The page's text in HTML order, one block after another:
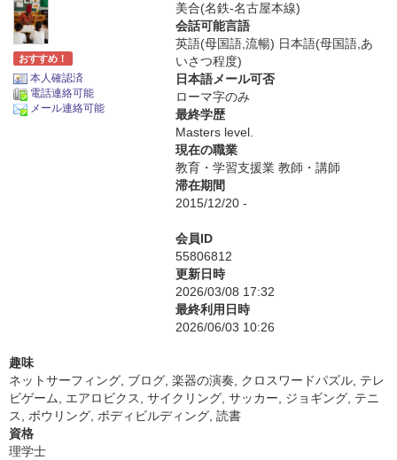
おすすめ！
本人確認済
電話連絡可能
メール連絡可能
美合(名鉄-名古屋本線)
会話可能言語
英語(母国語,流暢) 日本語(母国語,あ
いさつ程度)
日本語メール可否
ローマ字のみ
最終学歴
Masters level.
現在の職業
教育・学習支援業 教師・講師
滞在期間
2015/12/20 -
会員ID
55806812
更新日時
2026/03/08 17:32
最終利用日時
2026/06/03 10:26
趣味
ネットサーフィング, ブログ, 楽器の演奏, クロスワードパズル, テレ
ビゲーム, エアロビクス, サイクリング, サッカー, ジョギング, テニ
ス, ボウリング, ボディビルディング, 読書
資格
理学士